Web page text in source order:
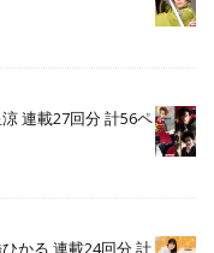
涼 連載27回分 計56ペ
ひかる 連載24回分 計